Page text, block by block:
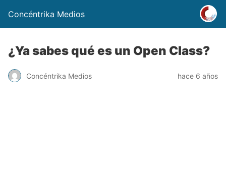
Concéntrika Medios
¿Ya sabes qué es un Open Class?
Concéntrika Medios hace 6 años